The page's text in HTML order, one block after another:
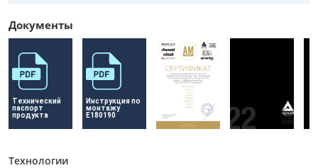
Документы
Технический
паспорт
продукта
Инструкция по
монтажу
E180190
Технологии